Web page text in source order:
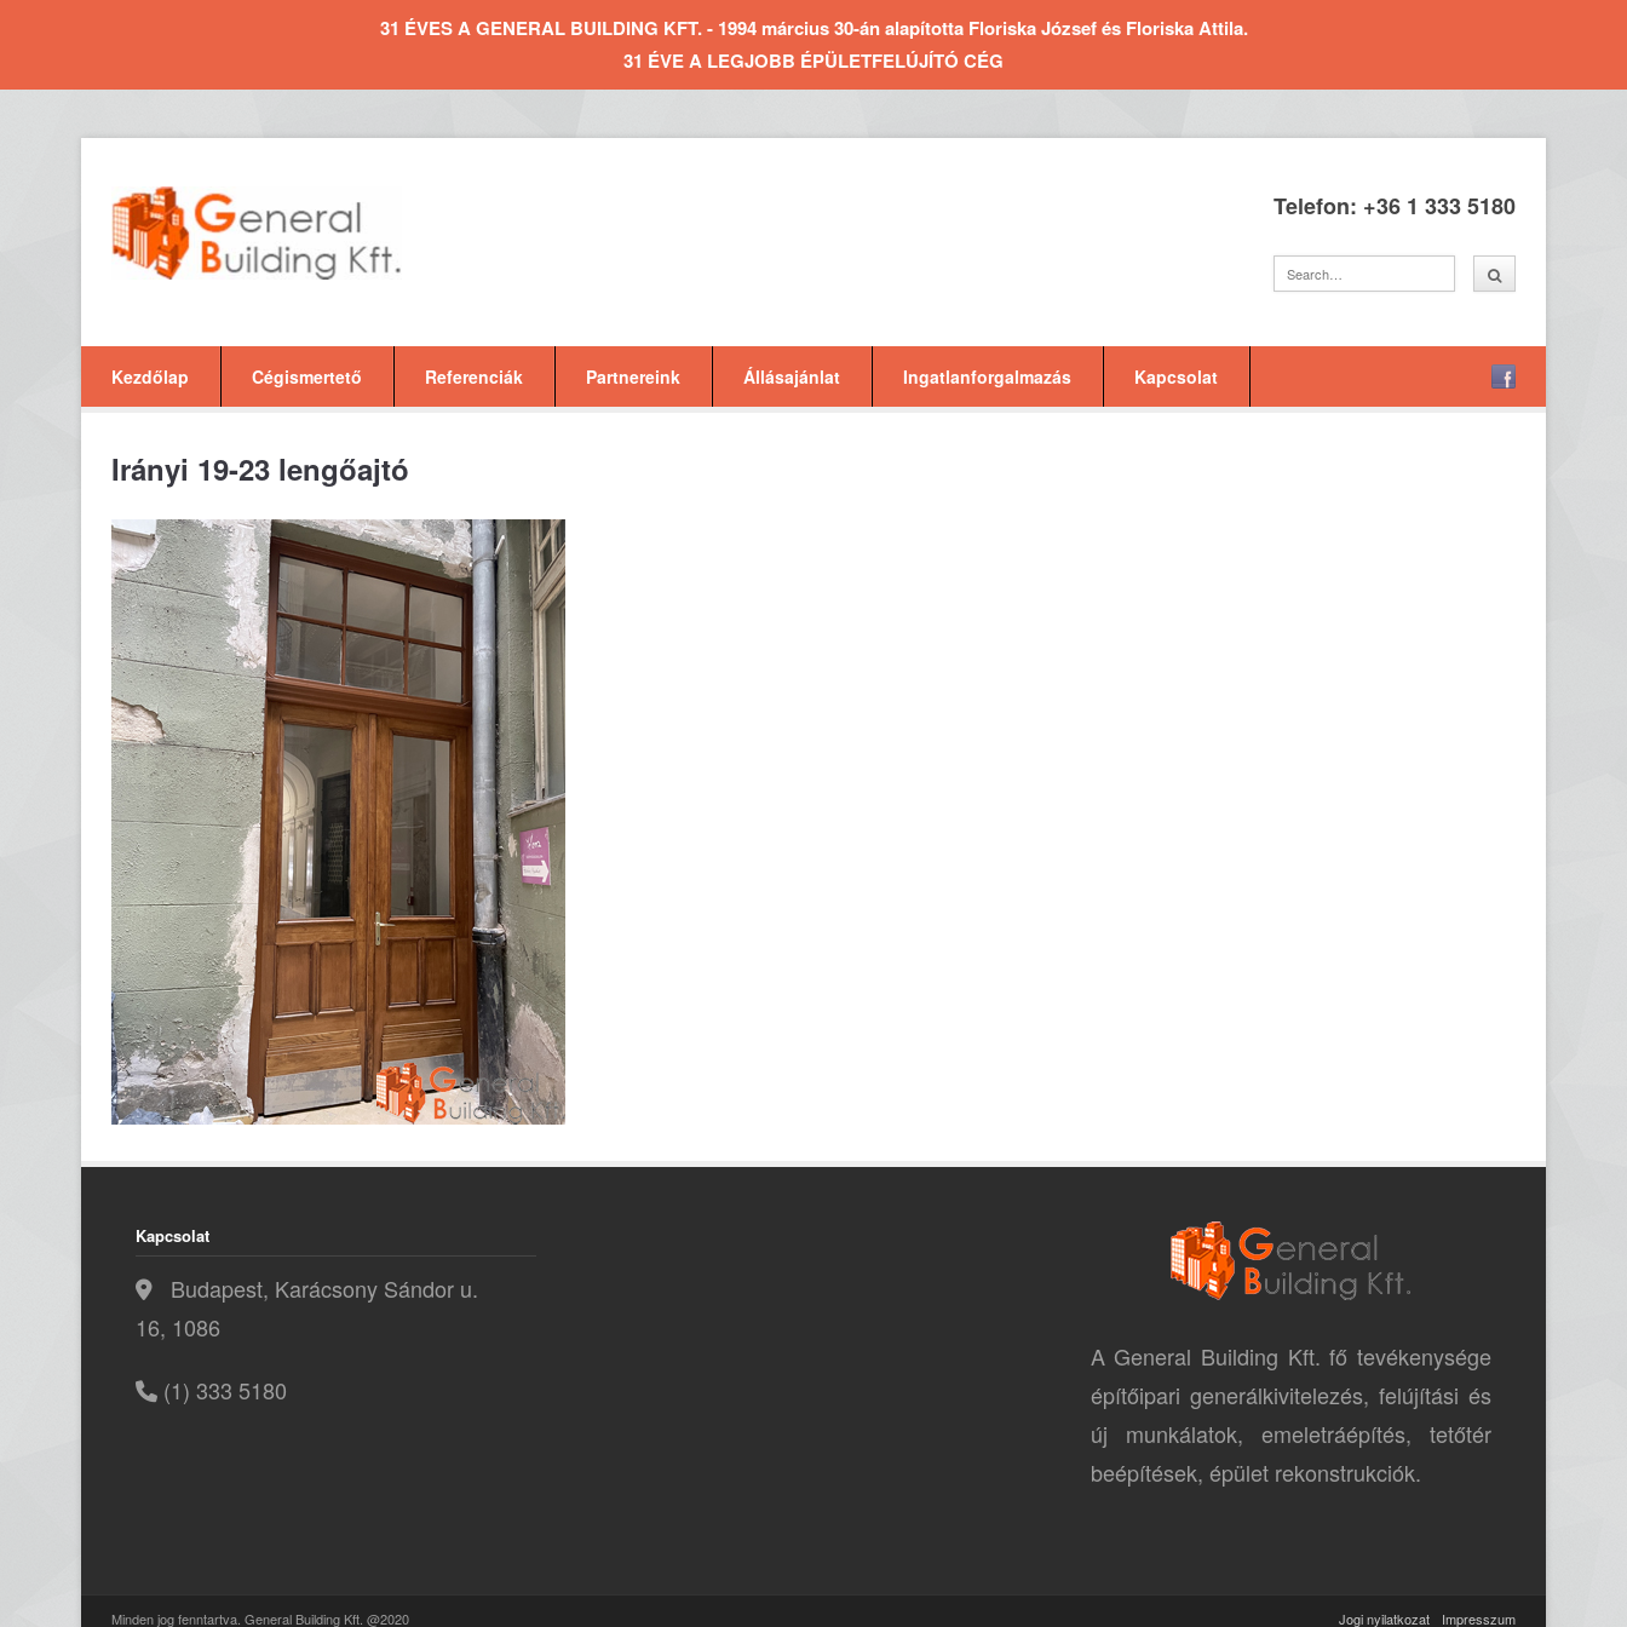
31 ÉVES A GENERAL BUILDING KFT. - 1994 március 30-án alapította Floriska József és Floriska Attila.
31 ÉVE A LEGJOBB ÉPÜLETFELÚJÍTÓ CÉG
Telefon: +36 1 333 5180
Kezdőlap Cégismertető Referenciák Partnereink Állásajánlat Ingatlanforgalmazás Kapcsolat
Irányi 19-23 lengőajtó
Kapcsolat
Budapest, Karácsony Sándor u.
16, 1086
(1) 333 5180
A General Building Kft. fő tevékenysége
építőipari generálkivitelezés, felújítási és
új munkálatok, emeletráépítés, tetőtér
beépítések, épület rekonstrukciók.
Minden jog fenntartva. General Building Kft. @2020 Jogi nyilatkozat Impresszum